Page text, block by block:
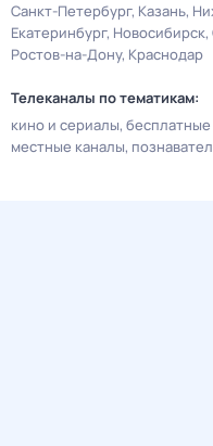
Санкт-Петербург Казань
Екатеринбург Новосибирск
Ростов-на-Дону Краснодар
Телеканалы по тематикам:
кино и сериалы
местные каналы